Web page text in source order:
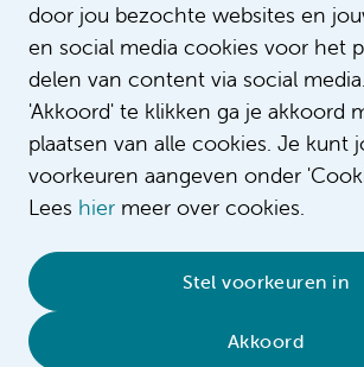
door jou bezochte websites en
en social media cookies voor het
delen van content via social
'Akkoord' te klikken ga je akkoord
plaatsen van alle cookies. Je kunt
voorkeuren aangeven onder
Lees hier meer over cookies.
Stel voorkeuren in
Akkoord
Cookieverklaring • Sitemap